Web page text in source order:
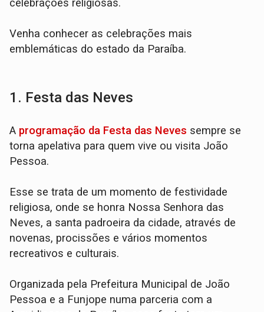
celebrações religiosas.
Venha conhecer as celebrações mais
emblemáticas do estado da Paraíba.
1. Festa das Neves
A programação da Festa das Neves sempre se
torna apelativa para quem vive ou visita João
Pessoa.
Esse se trata de um momento de festividade
religiosa, onde se honra Nossa Senhora das
Neves, a santa padroeira da cidade, através de
novenas, procissões e vários momentos
recreativos e culturais.
Organizada pela Prefeitura Municipal de João
Pessoa e a Funjope numa parceria com a